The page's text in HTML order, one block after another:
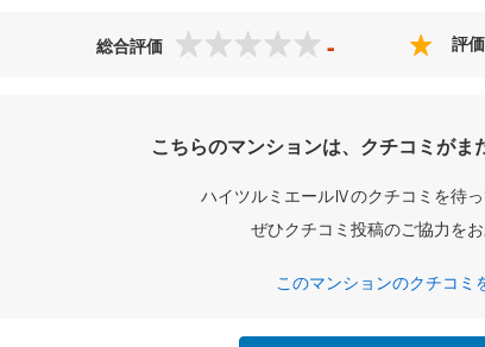
総合評価 - 評
こちらのマンションは、クチコミがま
ハイツルミエールⅣのクチコミを待っ
ぜひクチコミ投稿のご協力をお
このマンションのクチコミ